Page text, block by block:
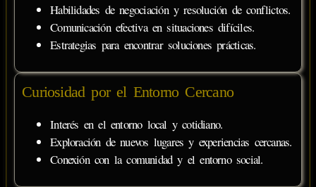
Habilidades de negociación y resolución de conflictos.
Comunicación efectiva en situaciones difíciles.
Estrategias para encontrar soluciones prácticas.
Curiosidad por el Entorno Cercano
Interés en el entorno local y cotidiano.
Exploración de nuevos lugares y experiencias cercanas.
Conexión con la comunidad y el entorno social.